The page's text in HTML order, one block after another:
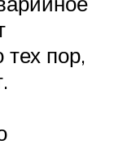
тех пор,